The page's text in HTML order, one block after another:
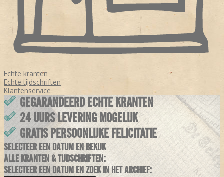
Echte kranten
Echte tijdschriften
Klantenservice
GEGARANDEERD ECHTE KRANTEN
24 UURS LEVERING MOGELIJK
GRATIS PERSOONLIJKE FELICITATIE
SELECTEER EEN DATUM EN BEKIJK
ALLE KRANTEN & TIJDSCHRIFTEN:
SELECTEER EEN DATUM EN ZOEK IN HET ARCHIEF: